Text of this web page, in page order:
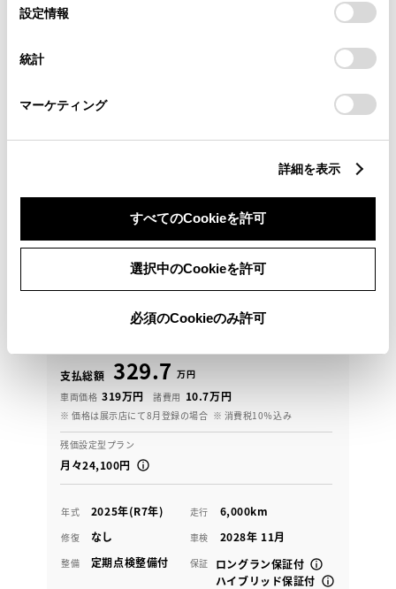
デバイスにすべてのCookie(クッキー)が保存されることに同
意したことになります。Cookie(クッキー)のオプトアウト、
設定の変更、同意を撤回したりするにあたっては、当社の
「Cookie（クッキー）情報の取り扱いについて
」をご覧くだ
設定情報
統計
マーケティング
詳細を表示
すべてのCookieを許可
選択中のCookieを許可
必須のCookieのみ許可
プリウス X
支払総額 329.7 万円
車両価格 319万円 諸費用 10.7万円
※ 価格は展示店にて8月登録の場合 ※ 消費税10％込み
残価設定型プラン
月々24,100円
年式 2025年(R7年) 走行 6,000km
修復 なし 車検 2028年 11月
整備 定期点検整備付 保証
ロングラン保証付
ハイブリッド保証付